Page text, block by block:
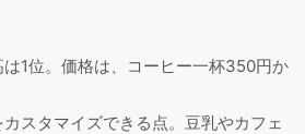
1位。価格は、コーヒー一杯350円か
スタマイズできる点。豆乳やカフェ